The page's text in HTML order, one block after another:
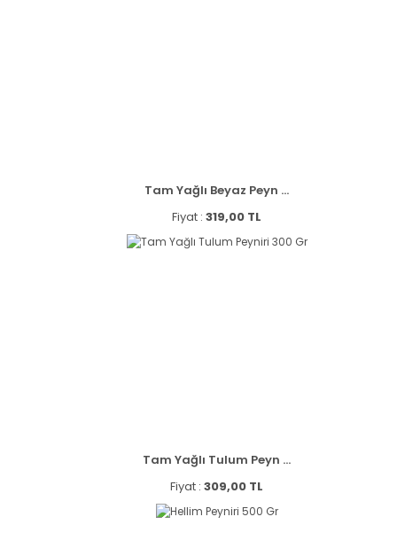
Tam Yağlı Beyaz Peyn ...
Fiyat : 319,00 TL
Tam Yağlı Tulum Peyn ...
Fiyat : 309,00 TL